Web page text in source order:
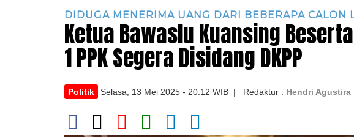
DIDUGA MENERIMA UANG DARI BEBERAPA CALON
Ketua Bawaslu Kuansing
1 PPK Segera Disidang DKPP
Politik Selasa, 13 Mei 2025 - 20:12 WIB | Redaktur : Hendri Agustira